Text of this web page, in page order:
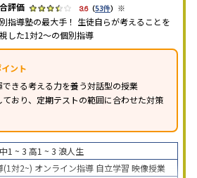
3.6（53件） ※
指導塾の最大手！ 生徒自らが考えることを
した1対2〜の個別指導
ント
きる考える力を養う対話型の授業
おり、定期テストの範囲に合わせた対策
中1 ~ 3 高1 ~ 3 浪人生
(1対2~) オンライン指導 自立学習 映像授業